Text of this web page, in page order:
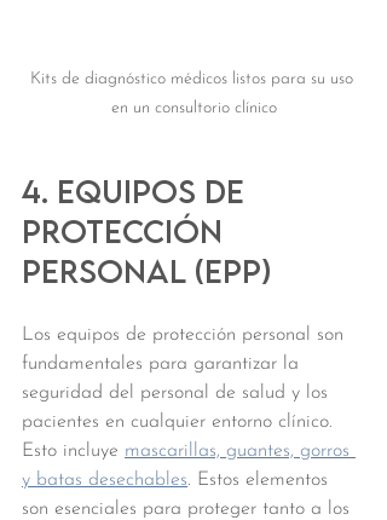
Kits de diagnóstico médicos listos para su uso
en un consultorio clínico
4. Equipos de
protección
personal (EPP)
Los equipos de protección personal son
fundamentales para garantizar la
seguridad del personal de salud y los
pacientes en cualquier entorno clínico.
Esto incluye mascarillas, guantes, gorros
y batas desechables. Estos elementos
son esenciales para proteger tanto a los